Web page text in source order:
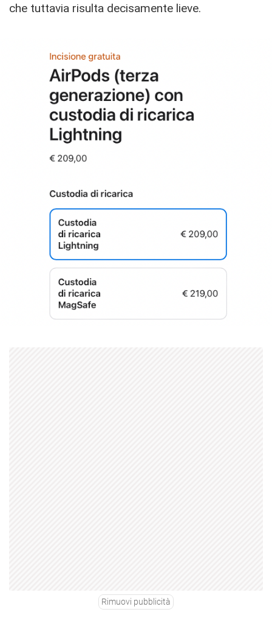
che tuttavia risulta decisamente lieve.
Rimuovi pubblicità